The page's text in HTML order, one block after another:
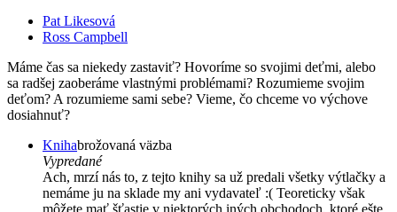
Pat Likesová
Ross Campbell
Máme čas sa niekedy zastaviť? Hovoríme so svojimi deťmi, alebo
sa radšej zaoberáme vlastnými problémami? Rozumieme svojim
deťom? A rozumieme sami sebe? Vieme, čo chceme vo výchove
dosiahnuť?
Knihabrožovaná väzba
Vypredané
Ach, mrzí nás to, z tejto knihy sa už predali všetky výtlačky a
nemáme ju na sklade my ani vydavateľ :( Teoreticky však
môžete mať šťastie v niektorých iných obchodoch, ktoré ešte